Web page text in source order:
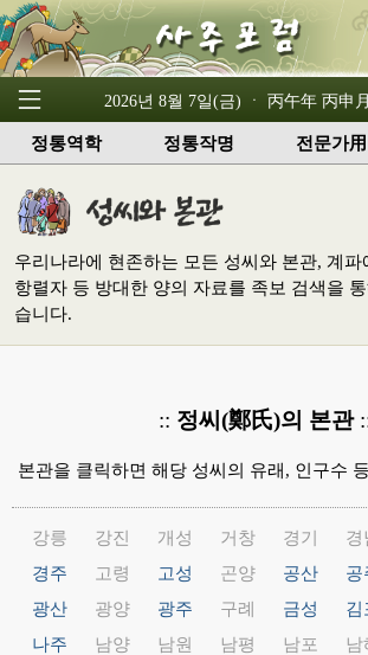
2026년 8월 7일(금) ㆍ 丙午年 丙申
정통역학 정통작명 전문가用
우리나라에 현존하는 모든 성씨와 본관, 계파
항렬자 등 방대한 양의 자료를 족보 검색을
습니다.
:: 정씨(鄭氏)의 본관
본관을 클릭하면 해당 성씨의 유래, 인구수
강릉 강진 개성 거창 경기 경
경주
고령 고성 곤양 공산 공
광산
광양 광주 구례 금성 김
나주
남양 남원 남평 남포 남